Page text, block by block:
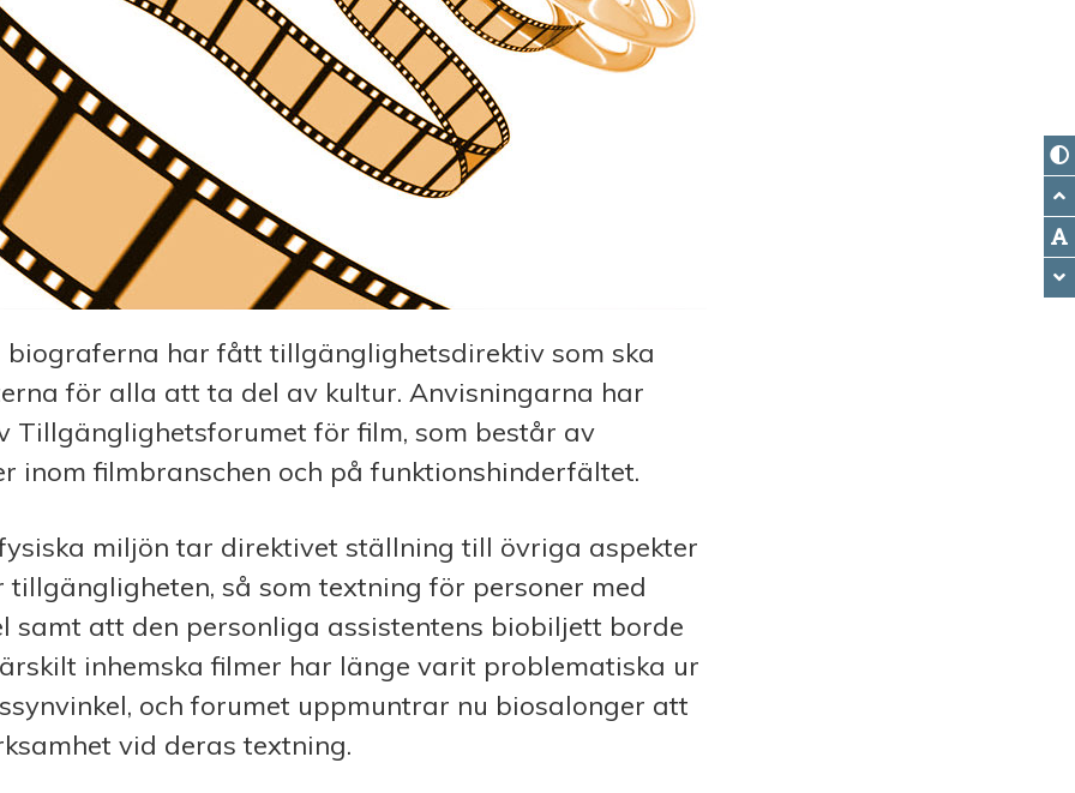
biograferna har fått tillgänglighetsdirektiv som ska
för alla att ta del av kult­ur. Anvisningarna har
Tillgänglighetsforumet för film, som består av
inom filmbranschen och på funktionshinderfältet.
miljön tar direktivet ställning till övriga aspekt­er
tillgängligheten, så som textning för personer med
samt att den personliga as­sist­entens biobiljett borde
inhemska filmer har länge varit problem­atiska ur
och forumet uppmuntrar nu biosalonger att
vid deras textning.